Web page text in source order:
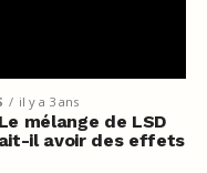
il y a 3 ans
mélange de LSD
il avoir des effets